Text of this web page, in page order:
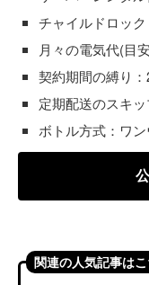
チャイルドロック
月々の電気代(目
契約期間の縛り：
定期配送のスキ
ボトル方式：ワ
関連の人気記事は